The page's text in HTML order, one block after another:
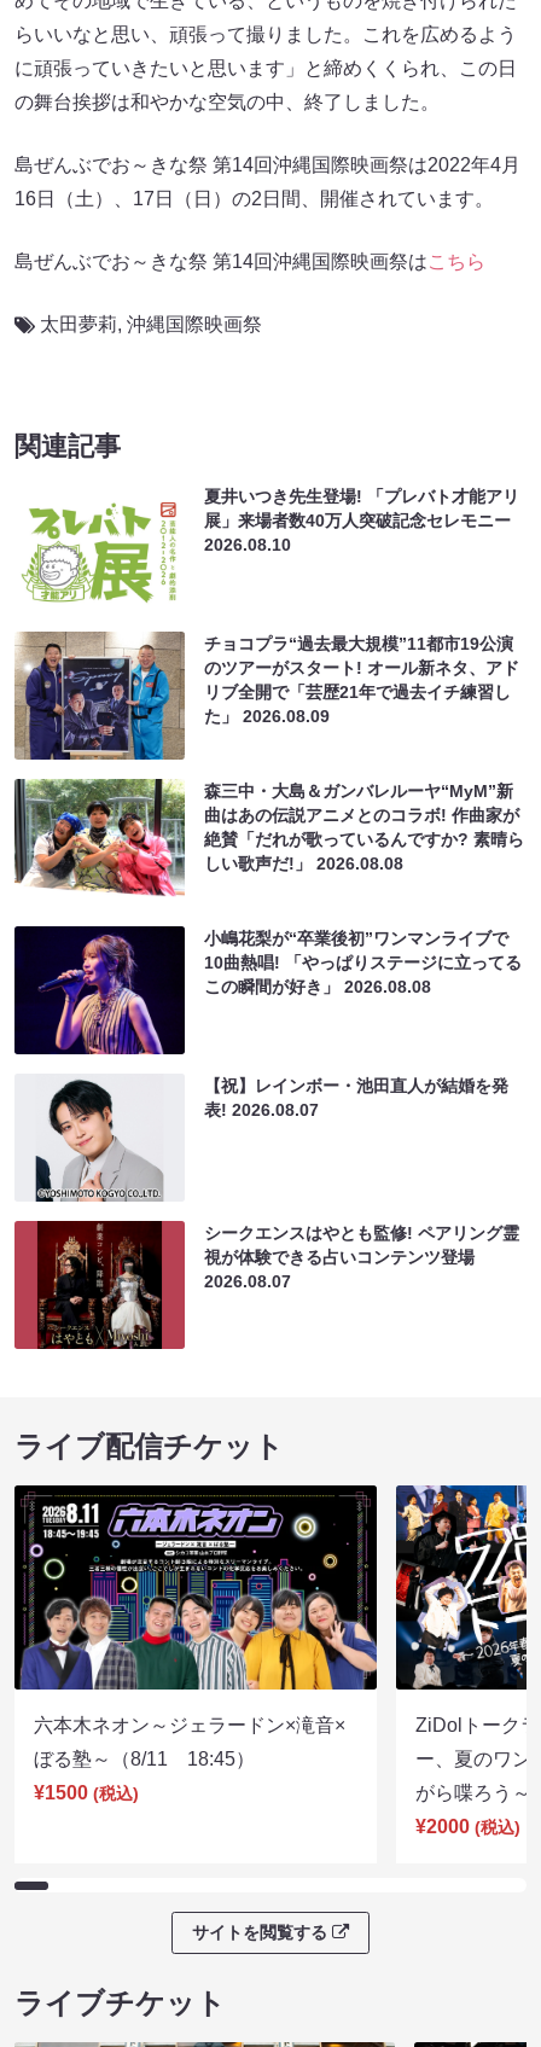
らいいなと思い、頑張って撮りました。これを広めるよう
に頑張っていきたいと思います」と締めくくられ、この日
の舞台挨拶は和やかな空気の中、終了しました。
島ぜんぶでお～きな祭 第14回沖縄国際映画祭は2022年4月
16日（土）、17日（日）の2日間、開催されています。
島ぜんぶでお～きな祭 第14回沖縄国際映画祭はこちら
太田夢莉, 沖縄国際映画祭
関連記事
夏井いつき先生登場! 「プレバト才能アリ
展」来場者数40万人突破記念セレモニー
2026.08.10
チョコプラ“過去最大規模”11都市19公演
のツアーがスタート! オール新ネタ、アド
リブ全開で「芸歴21年で過去イチ練習し
た」2026.08.09
森三中・大島＆ガンバレルーヤ“MyM”新
曲はあの伝説アニメとのコラボ! 作曲家が
絶賛「だれが歌っているんですか? 素晴ら
しい歌声だ!」2026.08.08
小嶋花梨が“卒業後初”ワンマンライブで
10曲熱唱! 「やっぱりステージに立ってる
この瞬間が好き」2026.08.08
【祝】レインボー・池田直人が結婚を発
表!2026.08.07
シークエンスはやとも監修! ペアリング霊
視が体験できる占いコンテンツ登場
2026.08.07
ライブ配信チケット
六本木ネオン～ジェラードン×滝音×
ぼる塾～（8/11 18:45）
¥1500 (税込)
ZiDolトーク
ー、夏のワン
がら喋ろう
¥2000 (税込)
サイトを閲覧する
ライブチケット